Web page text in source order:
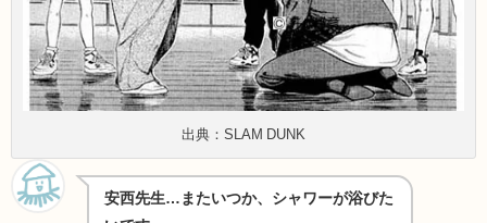
出典：SLAM DUNK
安西先生…またいつか、シャワーが浴びた